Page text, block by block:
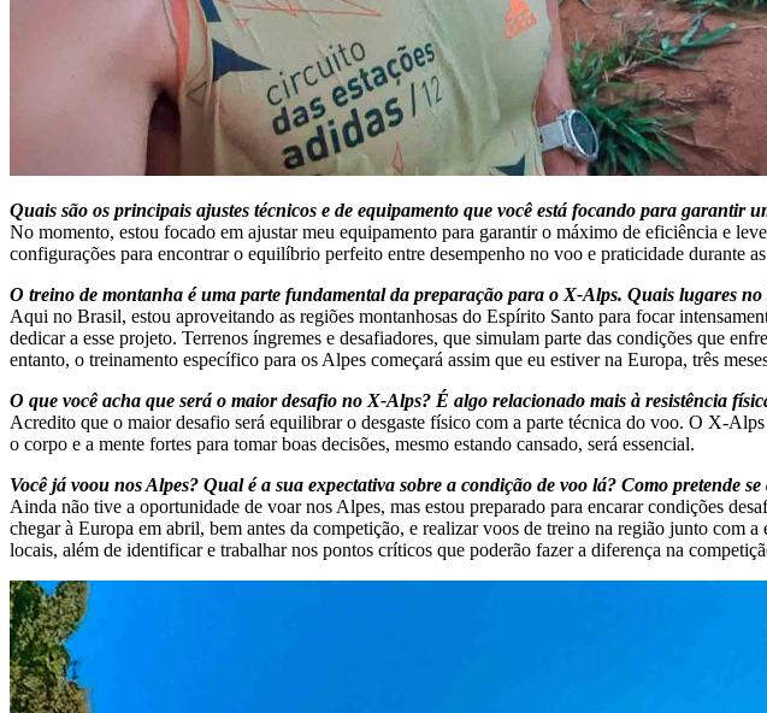
Quais são os principais ajustes técnicos e de equipamento que você está focando para garantir
No momento, estou focado em ajustar meu equipamento para garantir o máximo de eficiência e
configurações para encontrar o equilíbrio perfeito entre desempenho no voo e praticidade durante
O treino de montanha é uma parte fundamental da preparação para o X-Alps. Quais lugares
Aqui no Brasil, estou aproveitando as regiões montanhosas do Espírito Santo para focar
dedicar a esse projeto. Terrenos íngremes e desafiadores, que simulam parte das condições que
entanto, o treinamento específico para os Alpes começará assim que eu estiver na Europa, três
O que você acha que será o maior desafio no X-Alps? É algo relacionado mais à resistência
Acredito que o maior desafio será equilibrar o desgaste físico com a parte técnica do voo. O X-
o corpo e a mente fortes para tomar boas decisões, mesmo estando cansado, será essencial.
Você já voou nos Alpes? Qual é a sua expectativa sobre a condição de voo lá? Como pretende
Ainda não tive a oportunidade de voar nos Alpes, mas estou preparado para encarar condições
chegar à Europa em abril, bem antes da competição, e realizar voos de treino na região junto com
locais, além de identificar e trabalhar nos pontos críticos que poderão fazer a diferença na